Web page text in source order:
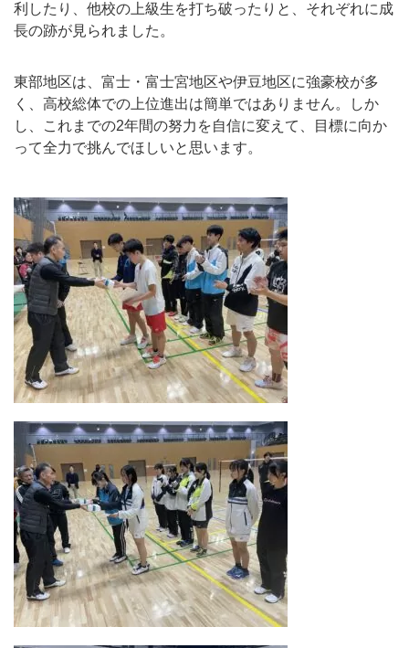
利したり、他校の上級生を打ち破ったりと、それぞれに成
長の跡が見られました。
東部地区は、富士・富士宮地区や伊豆地区に強豪校が多
く、高校総体での上位進出は簡単ではありません。しか
し、これまでの2年間の努力を自信に変えて、目標に向か
って全力で挑んでほしいと思います。